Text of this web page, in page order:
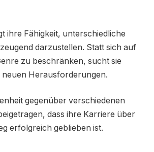
ihre Fähigkeit, unterschiedliche
darzustellen. Statt sich auf
zu beschränken, sucht sie
neuen Herausforderungen.
gegenüber verschiedenen
dass ihre Karriere über
erfolgreich geblieben ist.